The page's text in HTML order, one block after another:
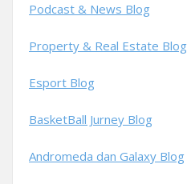
Podcast & News Blog
Property & Real Estate Blog
Esport Blog
BasketBall Jurney Blog
Andromeda dan Galaxy Blog